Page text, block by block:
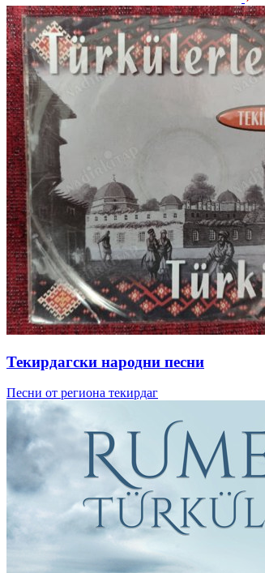
Текирдагски народни песни
Песни от региона текирдаг